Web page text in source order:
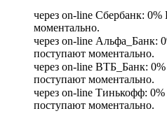
через on-line Сбербанк:
моментально.
через on-line Альфа_Банк:
поступают моментально.
через on-line ВТБ_Банк:
поступают моментально.
через on-line Тинькофф:
поступают моментально.